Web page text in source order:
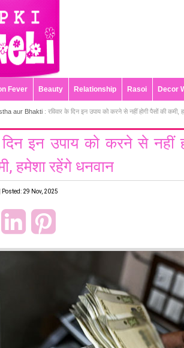
Fever Beauty Relationship Rasoi Decor
aur Bhakti : रविवार के दिन इन उपाय को करने से नहीं होगी पैसों की कमी,
दिन इन उपाय को करने से नहीं
हमेशा रहेंगे धनवान
29 Nov, 2025